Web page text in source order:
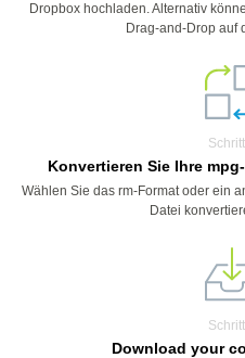
Dropbox hochladen. Alternativ
Drag-and-Drop auf
Konvertieren Sie Ihre
Wählen Sie das rm-Format oder ein
Datei
Download your